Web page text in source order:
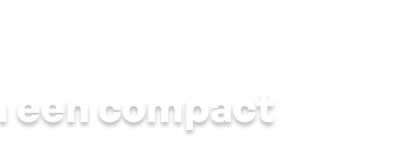
compact